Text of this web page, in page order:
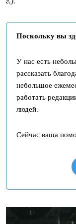
Поскольку вы
У нас есть
рассказать
небольшое
работать
людей.
Сейчас ваша